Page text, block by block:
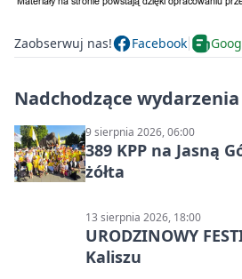
Zaobserwuj nas! Facebook
Nadchodzące wydarzenia
9 sierpnia 2026, 06:00
389 KPP na Jasną
żółta
13 sierpnia 2026, 18:00
URODZINOWY
Kaliszu